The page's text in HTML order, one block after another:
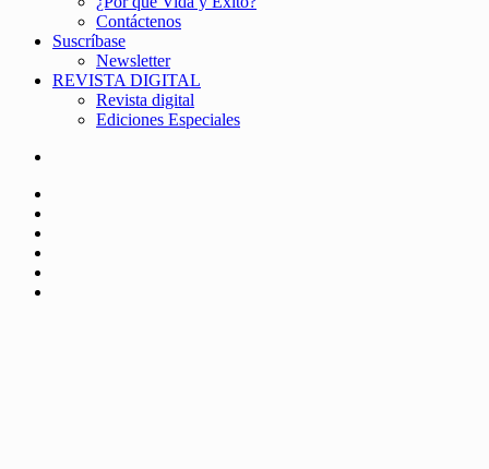
Contáctenos
Suscríbase
Newsletter
REVISTA DIGITAL
Revista digital
Ediciones Especiales